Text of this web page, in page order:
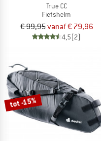
True CC
Fietshelm
€ 99,95vanaf € 79,96
4,5(2)
tot -15%